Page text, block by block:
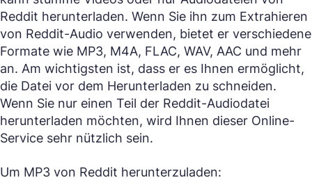
Reddit herunterladen. Wenn Sie ihn zum Extrahieren
von Reddit-Audio verwenden, bietet er verschiedene
Formate wie MP3, M4A, FLAC, WAV, AAC und mehr
an. Am wichtigsten ist, dass er es Ihnen ermöglicht,
die Datei vor dem Herunterladen zu schneiden.
Wenn Sie nur einen Teil der Reddit-Audiodatei
herunterladen möchten, wird Ihnen dieser Online-
Service sehr nützlich sein.
Um MP3 von Reddit herunterzuladen: